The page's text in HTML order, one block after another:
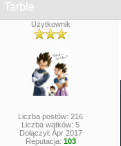
Tarble
Użytkownik
Liczba postów: 216
Liczba wątków: 5
Dołączył: Apr 2017
Reputacja: 103